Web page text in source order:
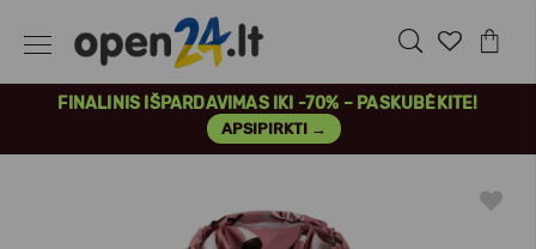
FINALINIS IŠPARDAVIMAS IKI -70% – PASKUBĖKITE!
APSIPIRKTI →